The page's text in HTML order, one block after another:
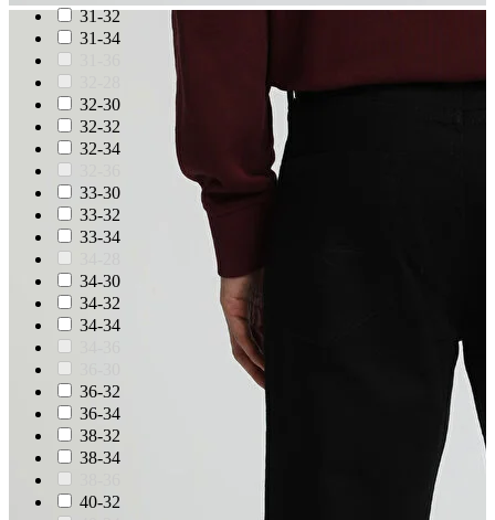
31-32
31-34
32-30
32-32
32-34
33-30
33-32
33-34
34-30
34-32
34-34
36-32
36-34
38-32
38-34
40-32